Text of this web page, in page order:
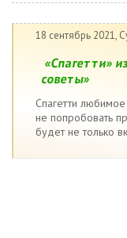
18 сентябрь 2021,
«Спагетти»
советы»
Спагетти
не попробовать
будет не только